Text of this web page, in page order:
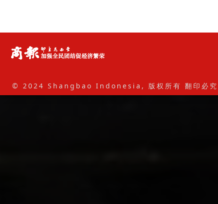
© 2024 Shangbao Indonesia, 版权所有 翻印必